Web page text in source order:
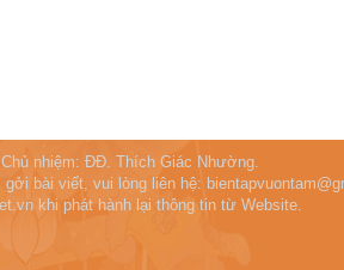
nhiệm: ĐĐ. Thích Giác Nhường.
bài viết, vui lòng liên hệ:
khi phát hành lại thông tin từ Website.